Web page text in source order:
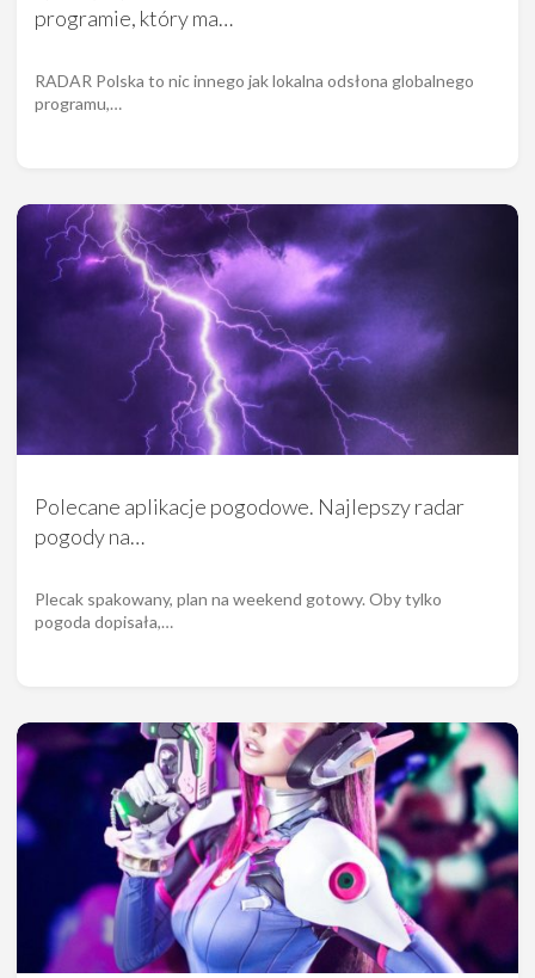
programie, który ma…
RADAR Polska to nic innego jak lokalna odsłona globalnego
programu,…
Polecane aplikacje pogodowe. Najlepszy radar
pogody na…
Plecak spakowany, plan na weekend gotowy. Oby tylko
pogoda dopisała,…